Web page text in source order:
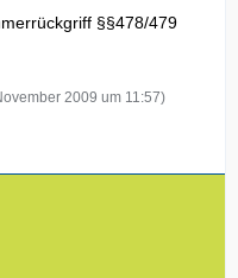
§§478/479
2009 um 11:57)